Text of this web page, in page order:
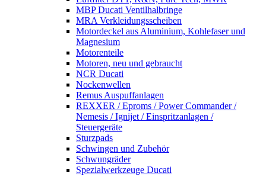
MBP Ducati Ventilhalbringe
MRA Verkleidungsscheiben
Motordeckel aus Aluminium, Kohlefaser und
Magnesium
Motorenteile
Motoren, neu und gebraucht
NCR Ducati
Nockenwellen
Remus Auspuffanlagen
REXXER / Eproms / Power Commander /
Nemesis / Ignijet / Einspritzanlagen /
Steuergeräte
Sturzpads
Schwingen und Zubehör
Schwungräder
Spezialwerkzeuge Ducati